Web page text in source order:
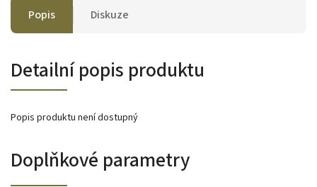
Popis Diskuze
Detailní popis produktu
Popis produktu není dostupný
Doplňkové parametry